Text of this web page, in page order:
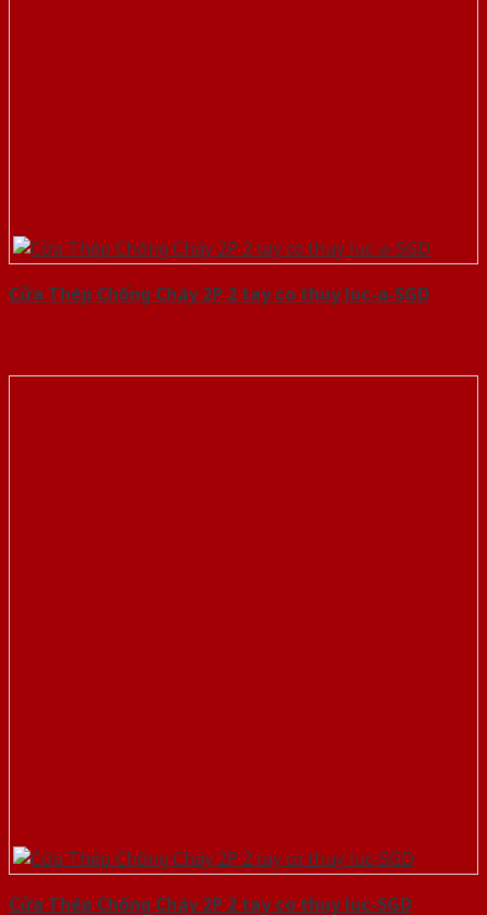
Cửa Thép Chống Cháy 2P 2 tay co thuy luc-a-SGD
Cửa Thép Chống Cháy 2P 2 tay co thuy luc-SGD